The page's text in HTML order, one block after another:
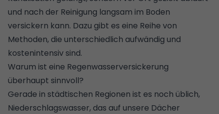
und nach der Reinigung langsam im Boden
versickern kann. Dazu gibt es eine Reihe von
Methoden, die unterschiedlich aufwändig und
kostenintensiv sind.
Warum ist eine Regenwasserversickerung
überhaupt sinnvoll?
Gerade in städtischen Regionen ist es noch üblich,
Niederschlagswasser, das auf unsere Dächer